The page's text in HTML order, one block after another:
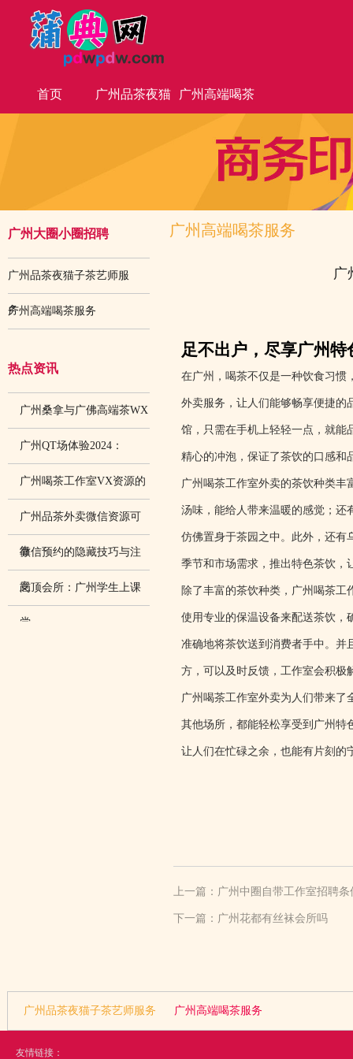
首页 广州品茶夜猫 广州高端喝茶
广州大圈小圈招聘
广州品茶夜猫子茶艺师服
务
广州高端喝茶服务
热点资讯
广州桑拿与广佛高端茶WX
广州QT场体验2024：
广州喝茶工作室VX资源的
广州品茶外卖微信资源可
靠
微信预约的隐藏技巧与注
意
岗顶会所：广州学生上课
尝
广州高端喝茶服务
广
足不出户，尽享广州特
在广州，喝茶不仅是一种饮食习惯
外卖服务，让人们能够畅享便捷的
馆，只需在手机上轻轻一点，就能
精心的冲泡，保证了茶饮的口感和
广州喝茶工作室外卖的茶饮种类
汤味，能给人带来温暖的感觉；还
仿佛置身于茶园之中。此外，还有
季节和市场需求，推出特色茶饮，
除了丰富的茶饮种类，广州喝茶
使用专业的保温设备来配送茶饮，
准确地将茶饮送到消费者手中。并
方，可以及时反馈，工作室会积极
广州喝茶工作室外卖为人们带来
其他场所，都能轻松享受到广州特
让人们在忙碌之余，也能有片刻的
上一篇： 广州中圈自带工作室招聘条
下一篇： 广州花都有丝袜会所吗
广州品茶夜猫子茶艺师服务 广州高端喝茶服务
友情链接：